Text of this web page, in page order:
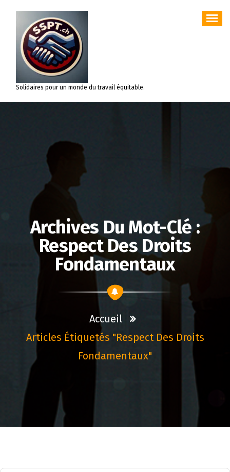
contenu
Solidaires pour un monde du travail équitable.
Archives Du Mot-Clé :
Respect Des Droits
Fondamentaux
Accueil
Articles Étiquetés "respect Des Droits
Fondamentaux"